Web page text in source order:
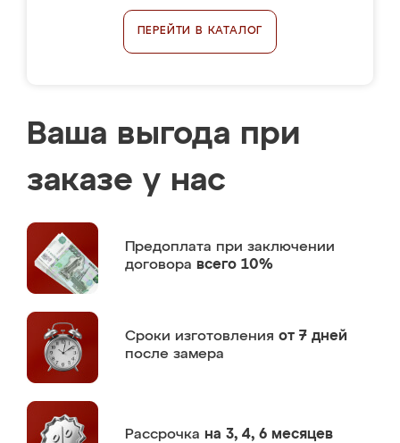
ПЕРЕЙТИ В КАТАЛОГ
Ваша выгода при
заказе у нас
Предоплата при заключении
договора всего 10%
Сроки изготовления от 7 дней
после замера
Рассрочка на 3, 4, 6 месяцев